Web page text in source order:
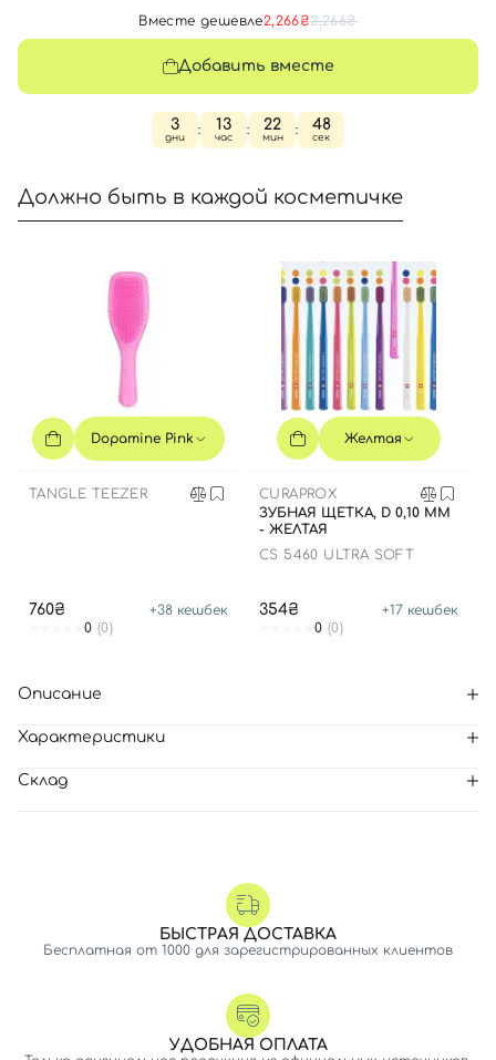
Вместе дешевле2,266₴2,266₴
Добавить вместе
3
дни : 13
час : 22
мин : 47
сек
Должно быть в каждой косметичке
Dopamine Pink
TANGLE TEEZER
760₴ +38 кешбек
0 (0)
Желтая
CURAPROX
ЗУБНАЯ ЩЕТКА, D 0,10 ММ
- ЖЕЛТАЯ
CS 5460 ULTRA SOFT
354₴ +17 кешбек
0 (0)
Описание
Характеристики
Склад
БЫСТРАЯ ДОСТАВКА
Бесплатная от 1000 для зарегистрированных клиентов
УДОБНАЯ ОПЛАТА